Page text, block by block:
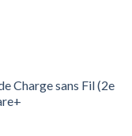
Charge sans Fil (2e